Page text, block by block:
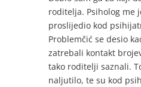
roditelja. Psiholog me
proslijedio kod
Problemčić se desio
zatrebali kontakt
tako roditelji saznali.
naljutilo, te su kod